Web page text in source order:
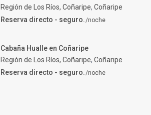
Región de Los Ríos, Coñaripe, Coñaripe
Reserva directo - seguro./noche
Cabaña Hualle en Coñaripe
Región de Los Ríos, Coñaripe, Coñaripe
Reserva directo - seguro./noche